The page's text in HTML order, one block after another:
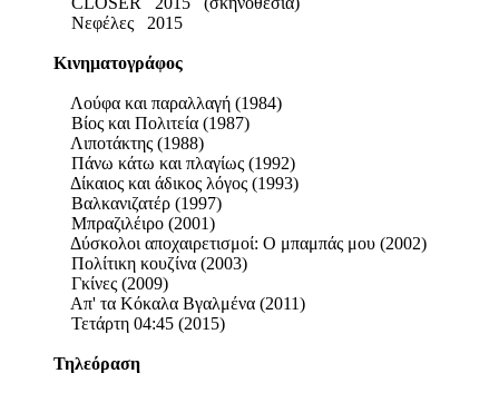
Νεφέλες 2015
Κινηματογράφος
Λούφα και παραλλαγή (1984)
Βίος και Πολιτεία (1987)
Λιποτάκτης (1988)
Πάνω κάτω και πλαγίως (1992)
Δίκαιος και άδικος λόγος (1993)
Βαλκανιζατέρ (1997)
Μπραζιλέιρο (2001)
Δύσκολοι αποχαιρετισμοί: Ο μπαμπάς μου (2002)
Πολίτικη κουζίνα (2003)
Γκίνες (2009)
Απ' τα Κόκαλα Βγαλμένα (2011)
Τετάρτη 04:45 (2015)
Τηλεόραση